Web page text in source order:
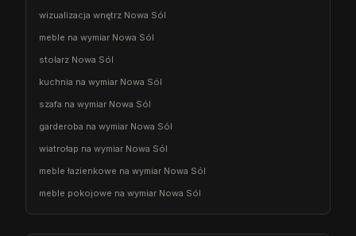
wizualizacja wnętrz Nowa Sól
meble na wymiar Nowa Sól
stolarz Nowa Sól
kuchnia na wymiar Nowa Sól
szafa na wymiar Nowa Sól
garderoba na wymiar Nowa Sól
wiatrołap na wymiar Nowa Sól
meble łazienkowe na wymiar Nowa Sól
meble pokojowe na wymiar Nowa Sól